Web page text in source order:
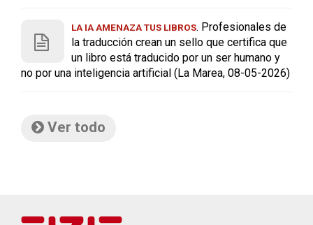
LA IA AMENAZA TUS LIBROS. Profesionales de
la traducción crean un sello que certifica que
un libro está traducido por un ser humano y
no por una inteligencia artificial (La Marea, 08-05-2026)
Ver todo